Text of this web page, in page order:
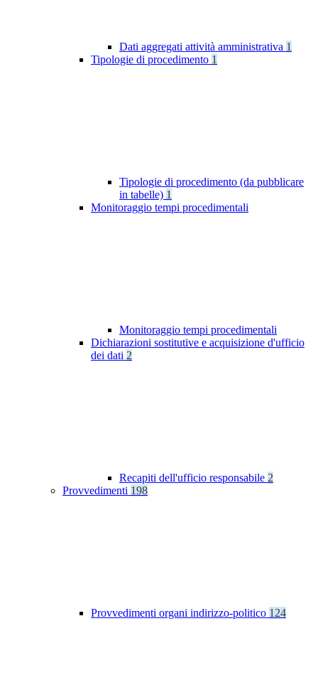
Dati aggregati attività amministrativa 1
Tipologie di procedimento 1
Tipologie di procedimento (da pubblicare
in tabelle) 1
Monitoraggio tempi procedimentali
Monitoraggio tempi procedimentali
Dichiarazioni sostitutive e acquisizione d'ufficio
dei dati 2
Recapiti dell'ufficio responsabile 2
Provvedimenti 198
Provvedimenti organi indirizzo-politico 124